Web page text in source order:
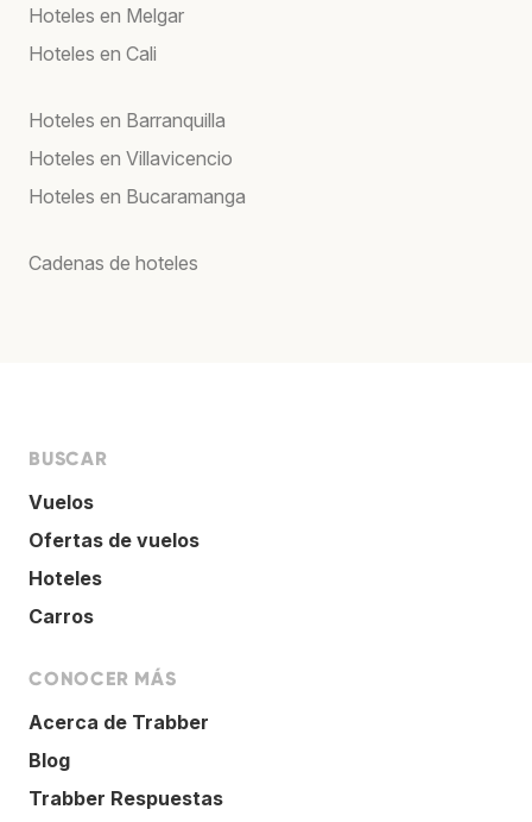
Hoteles en Melgar
Hoteles en Cali
Hoteles en Barranquilla
Hoteles en Villavicencio
Hoteles en Bucaramanga
Cadenas de hoteles
BUSCAR
Vuelos
Ofertas de vuelos
Hoteles
Carros
CONOCER MÁS
Acerca de Trabber
Blog
Trabber Respuestas